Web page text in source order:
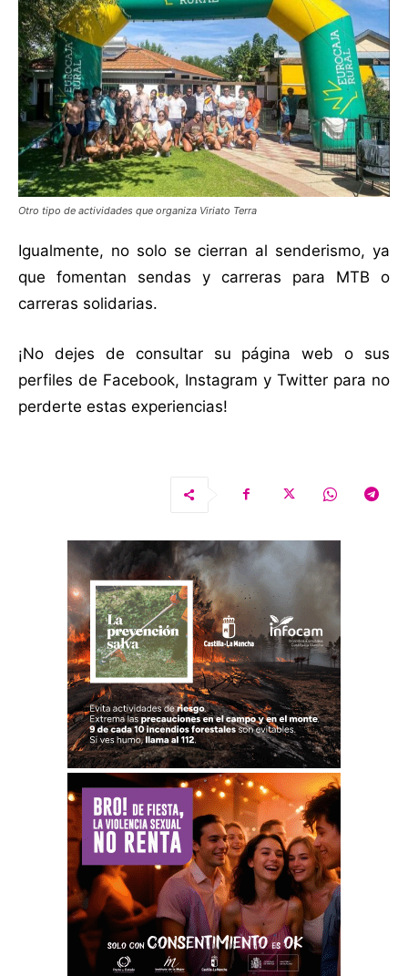
Otro tipo de actividades que organiza Viriato Terra
Igualmente, no solo se cierran al senderismo, ya
que fomentan sendas y carreras para MTB o
carreras solidarias.
¡No dejes de consultar su página web o sus
perfiles de Facebook, Instagram y Twitter para no
perderte estas experiencias!